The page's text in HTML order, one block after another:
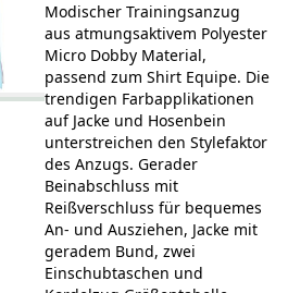
Modischer Trainingsanzug
aus atmungsaktivem Polyester
Micro Dobby Material,
passend zum Shirt Equipe. Die
trendigen Farbapplikationen
auf Jacke und Hosenbein
unterstreichen den Stylefaktor
des Anzugs. Gerader
Beinabschluss mit
Reißverschluss für bequemes
An- und Ausziehen, Jacke mit
geradem Bund, zwei
Einschubtaschen und